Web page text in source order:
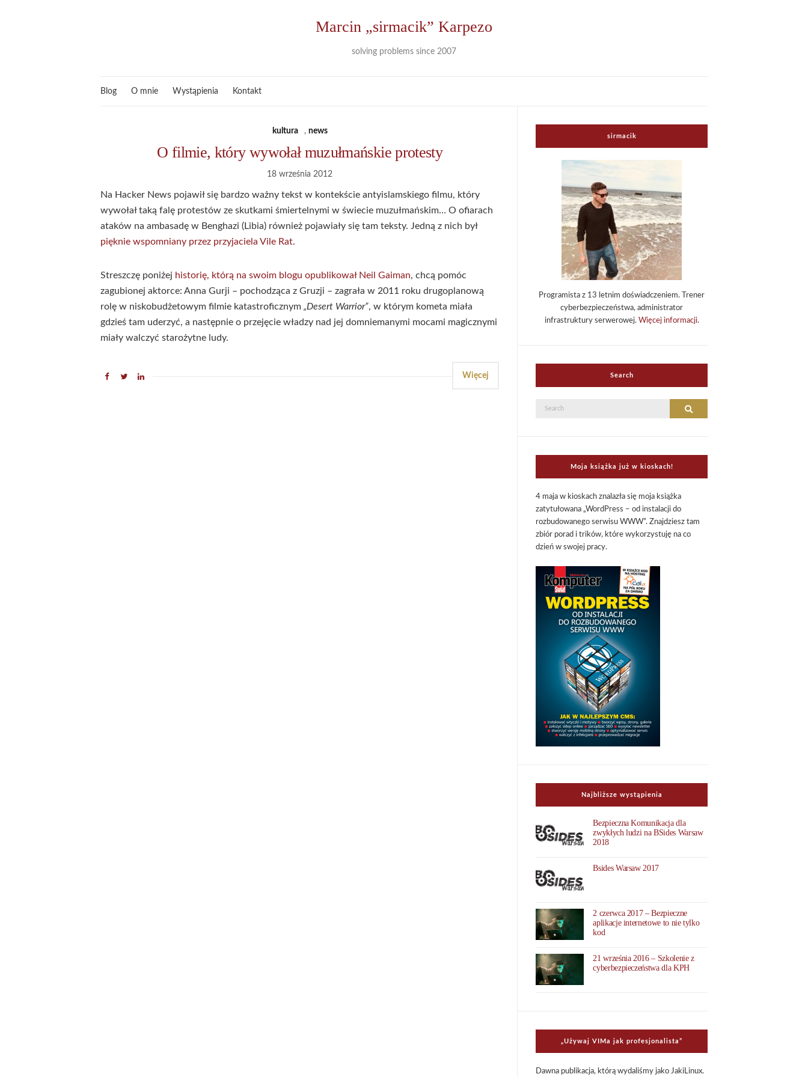
Marcin „sirmacik” Karpezo
solving problems since 2007
Blog O mnie Wystąpienia Kontakt
kultura , news
O filmie, który wywołał muzułmańskie protesty
18 września 2012
Na Hacker News pojawił się bardzo ważny tekst w kontekście antyislamskiego filmu, który
wywołał taką falę protestów ze skutkami śmiertelnymi w świecie muzułmańskim… O ofiarach
ataków na ambasadę w Benghazi (Libia) również pojawiały się tam teksty. Jedną z nich był
pięknie wspomniany przez przyjaciela Vile Rat.
Streszczę poniżej historię, którą na swoim blogu opublikował Neil Gaiman, chcą pomóc
zagubionej aktorce: Anna Gurji – pochodząca z Gruzji – zagrała w 2011 roku drugoplanową
rolę w niskobudżetowym filmie katastroficznym „Desert Warrior”, w którym kometa miała
gdzieś tam uderzyć, a następnie o przejęcie władzy nad jej domniemanymi mocami magicznymi
miały walczyć starożytne ludy.
Więcej
sirmacik
Programista z 13 letnim doświadczeniem. Trener
cyberbezpieczeństwa, administrator
infrastruktury serwerowej. Więcej informacji.
Search
Search
Search
Moja książka już w kioskach!
4 maja w kioskach znalazła się moja książka
zatytułowana „WordPress – od instalacji do
rozbudowanego serwisu WWW”. Znajdziesz tam
zbiór porad i trików, które wykorzystuję na co
dzień w swojej pracy.
Najbliższe wystąpienia
Bezpieczna Komunikacja dla
zwykłych ludzi na BSides Warsaw
2018
Bsides Warsaw 2017
2 czerwca 2017 – Bezpieczne
aplikacje internetowe to nie tylko
kod
21 września 2016 – Szkolenie z
cyberbezpieczeństwa dla KPH
„Uży­waj VIMa jak pro­fe­sjo­na­li­sta”
Dawna publi­ka­cja, którą wyda­li­śmy jako Jaki­Li­nux.